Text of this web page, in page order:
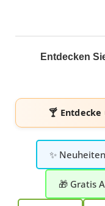
Entdecken
🍸
✨ Neuheiten
🎁 Gratis